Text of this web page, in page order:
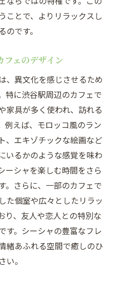
ことで、よりリラックスし
です。
フェのデザイン
、異文化を感じさせるため
特に渋谷駅周辺のカフェで
家具が多く使われ、訪れる
例えば、モロッコ風のラン
、エキゾチックな絵画など
いるかのような感覚を味わ
ーシャを楽しむ時間をさら
。さらに、一部のカフェで
た個室や広々としたリラッ
り、友人や恋人との特別な
す。シーシャの豊富なフレ
緒あふれる空間で癒しのひ
い。